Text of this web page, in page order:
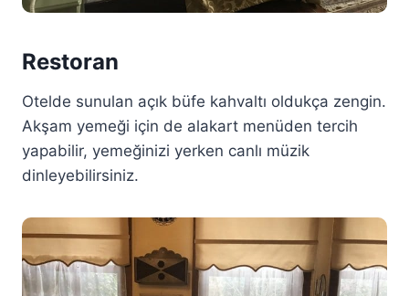
Restoran
Otelde sunulan açık büfe kahvaltı oldukça zengin.
Akşam yemeği için de alakart menüden tercih
yapabilir, yemeğinizi yerken canlı müzik
dinleyebilirsiniz.